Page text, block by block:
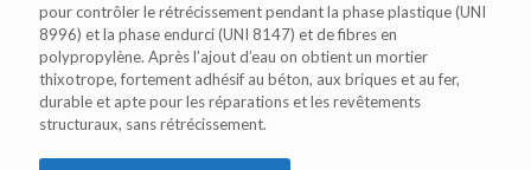
pour contrôler le rétrécissement pendant la phase plastique (UNI
8996) et la phase endurci (UNI 8147) et de fibres en
polypropylène. Après l’ajout d’eau on obtient un mortier
thixotrope, fortement adhésif au béton, aux briques et au fer,
durable et apte pour les réparations et les revêtements
structuraux, sans rétrécissement.